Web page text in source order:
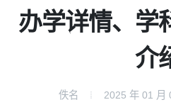
办学详情、学
介
佚名 2025 年 01 月